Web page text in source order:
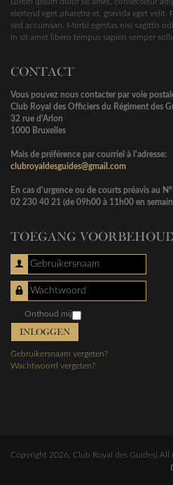
eleifend eget pharetra et, gravida eget velit.
sed accumsan. Morbi egestas nisi sagittis
In sit amet libero tempus sapien semper
CONTACT
Vous pouvez nous contacter par voie
Club Royal des Officiers du Régiment des
32 rue d'Arlon
1000 Bruxelles
Mais de préférence par courriel à l'adresse:
clubroyaldesguides@gmail.com
En cas d'urgence ou de courts préavis au
02 230 40 21 (de 09h00 à 11h00 en
TOEGANG
Gebruikersnaam
Wachtwoord
Onthoud mij
INLOGGEN
Gebruikersnaam vergeten?
Wachtwoord vergeten?
Copyright 2026, Club Royal des Guides| All